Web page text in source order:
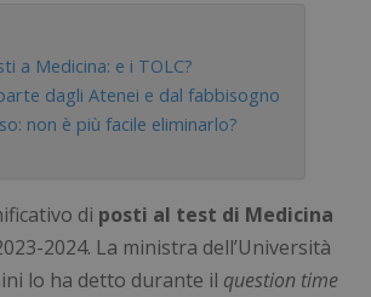
a Medicina: e i TOLC?
dagli Atenei e dal fabbisogno
non è più facile eliminarlo?
di posti al test di Medicina
2024. La ministra dell’Università
lo ha detto durante il question time